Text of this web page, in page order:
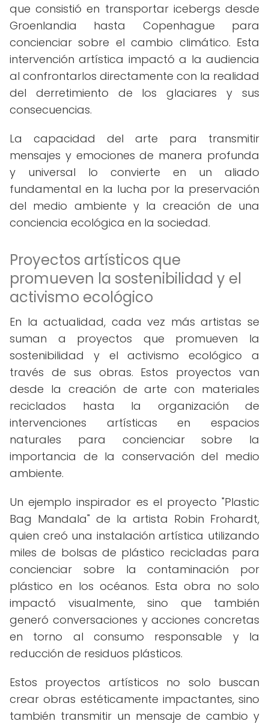
que consistió en transportar icebergs desde
Groenlandia hasta Copenhague para
concienciar sobre el cambio climático. Esta
intervención artística impactó a la audiencia
al confrontarlos directamente con la realidad
del derretimiento de los glaciares y sus
consecuencias.
La capacidad del arte para transmitir
mensajes y emociones de manera profunda
y universal lo convierte en un aliado
fundamental en la lucha por la preservación
del medio ambiente y la creación de una
conciencia ecológica en la sociedad.
Proyectos artísticos que
promueven la sostenibilidad y el
activismo ecológico
En la actualidad, cada vez más artistas se
suman a proyectos que promueven la
sostenibilidad y el activismo ecológico a
través de sus obras. Estos proyectos van
desde la creación de arte con materiales
reciclados hasta la organización de
intervenciones artísticas en espacios
naturales para concienciar sobre la
importancia de la conservación del medio
ambiente.
Un ejemplo inspirador es el proyecto "Plastic
Bag Mandala" de la artista Robin Frohardt,
quien creó una instalación artística utilizando
miles de bolsas de plástico recicladas para
concienciar sobre la contaminación por
plástico en los océanos. Esta obra no solo
impactó visualmente, sino que también
generó conversaciones y acciones concretas
en torno al consumo responsable y la
reducción de residuos plásticos.
Estos proyectos artísticos no solo buscan
crear obras estéticamente impactantes, sino
también transmitir un mensaje de cambio y